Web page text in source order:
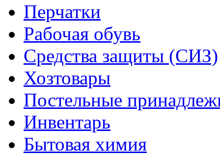
Перчатки
Рабочая обувь
Средства защиты (СИЗ)
Хозтовары
Постельные
Инвентарь
Бытовая химия